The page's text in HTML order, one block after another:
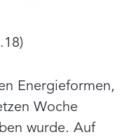
Energieformen,
Woche
wurde. Auf